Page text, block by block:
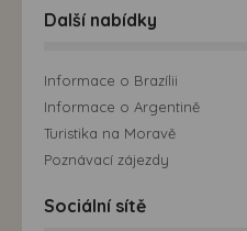
Další nabídky
Informace o Brazílii
Informace o Argentině
Turistika na Moravě
Poznávací zájezdy
Sociální sítě